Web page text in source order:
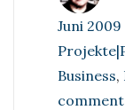
Juni 2009
Business,
comment